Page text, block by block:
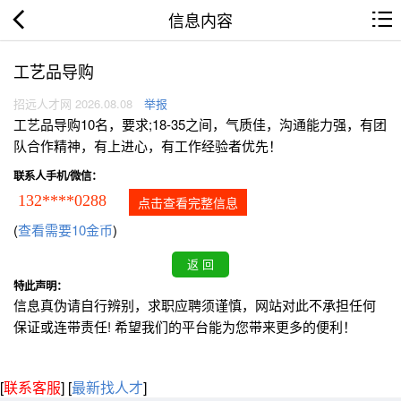
信息内容
工艺品导购
招远人才网 2026.08.08 举报
工艺品导购10名，要求;18-35之间，气质佳，沟通能力强，有团
队合作精神，有上进心，有工作经验者优先！
联系人手机/微信：
132****0288 点击查看完整信息
(查看需要10金币)
特此声明：
信息真伪请自行辨别，求职应聘须谨慎，网站对此不承担任何
保证或连带责任! 希望我们的平台能为您带来更多的便利！
[联系客服] [最新找人才]